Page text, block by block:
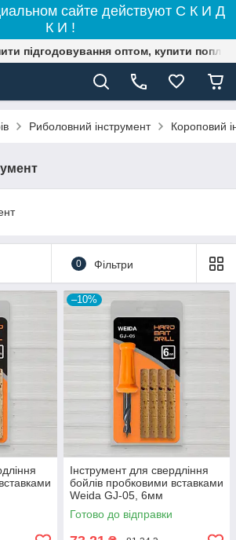
сайте действуют С К И Д
К И !
підгодовування оптом, купити
Риболовний інструмент Короповий
0 Фільтри
–10%
Інструмент для свердління
бойлів пробковими вставками
Weida GJ-05, 6мм
Готово до відправки